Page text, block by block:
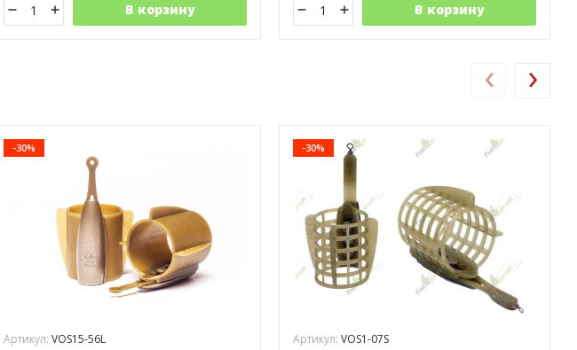
В корзину В корзину
-30%
Артикул: VOS15-56L
-30%
Артикул: VOS1-07S
‹ ›